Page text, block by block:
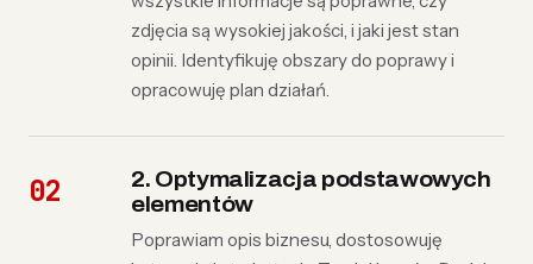
zdjęcia są wysokiej jakości, i jaki jest stan
opinii. Identyfikuję obszary do poprawy i
opracowuję plan działań.
2. Optymalizacja podstawowych
elementów
Poprawiam opis biznesu, dostosowuję